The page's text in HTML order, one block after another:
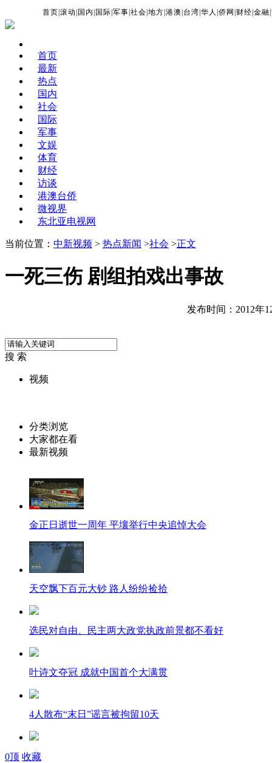
首页 |滚动 国内 国际 |军事 |社会 |地方 |港澳 台湾 |华人 |侨网 财经 |金融 |
首页
最新
热点
国内
社会
国际
军事
文娱
体育
财经
访谈
港澳台侨
微视界
东北亚电视网
当前位置： 中新视频 > 热点新闻 >社会 >正文
一死三伤 剧组拍戏出事故
发布时间：2012年
搜 索
视频
分类浏览
大家都在看
最新视频
金正日逝世一周年 平壤举行中央追悼大会
天空飘下百元大钞 路人纷纷捡拾
选民对自由、民主两大政党执政前景都不看好
叶诗文夺冠 成就中国首个大满贯
4人散布“末日”谣言被拘留10天
公司设"睡衣日" 穿睡衣上班还发钱
0顶 收藏